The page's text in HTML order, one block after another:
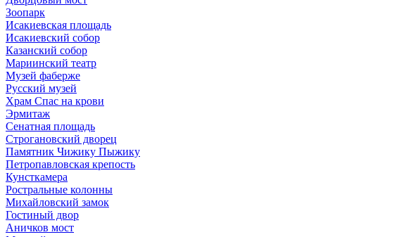
Зоопарк
Исакиевская площадь
Исакиевский собор
Казанский собор
Мариинский театр
Музей фаберже
Русский музей
Храм Спас на крови
Эрмитаж
Сенатная площадь
Строгановский дворец
Памятник Чижику Пыжику
Петропавловская крепость
Кунсткамера
Ростральные колонны
Михайловский замок
Гостиный двор
Аничков мост